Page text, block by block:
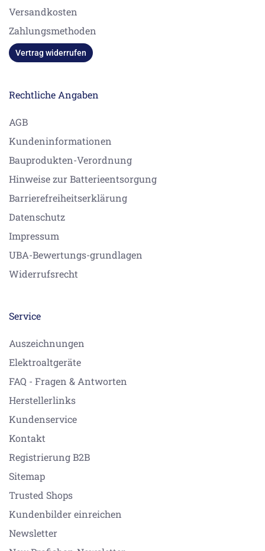
Versandkosten
Zahlungsmethoden
Vertrag widerrufen
Rechtliche Angaben
AGB
Kundeninformationen
Bauprodukten-Verordnung
Hinweise zur Batterieentsorgung
Barrierefreiheitserklärung
Datenschutz
Impressum
UBA-Bewertungs-grundlagen
Widerrufsrecht
Service
Auszeichnungen
Elektroaltgeräte
FAQ - Fragen & Antworten
Herstellerlinks
Kundenservice
Kontakt
Registrierung B2B
Sitemap
Trusted Shops
Kundenbilder einreichen
Newsletter